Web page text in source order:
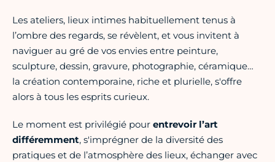
Les ateliers, lieux intimes habituellement tenus à
l’ombre des regards, se révèlent, et vous invitent à
naviguer au gré de vos envies entre peinture,
sculpture, dessin, gravure, photographie, céramique…
la création contemporaine, riche et plurielle, s'offre
alors à tous les esprits curieux.
Le moment est privilégié pour entrevoir l’art
différemment, s'imprégner de la diversité des
pratiques et de l’atmosphère des lieux, échanger avec